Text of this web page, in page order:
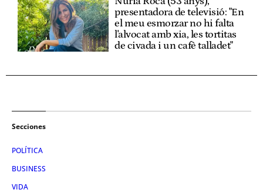
presentadora de televisió: "En
el meu esmorzar no hi falta
l'alvocat amb xia, les tortitas
de civada i un cafè talladet"
Secciones
POLÍTICA
BUSINESS
VIDA